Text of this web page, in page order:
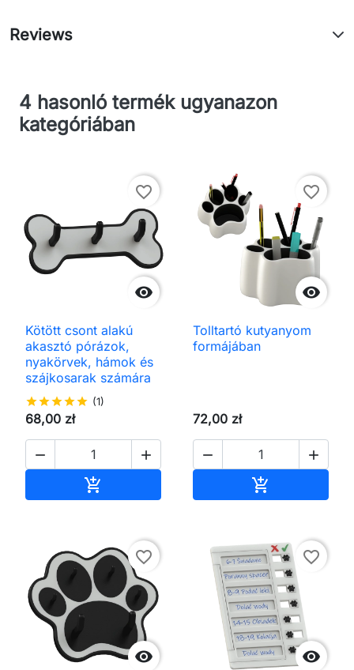
Reviews
4 hasonló termék ugyanazon
kategóriában

favorite_border
Kötött csont alakú
akasztó pórázok,
nyakörvek, hámok és
szájkosarak számára
starstarstarstarstar (1)
68,00 zł
 


favorite_border
Tolltartó kutyanyom
formájában
72,00 zł
 


favorite_border

favorite_border